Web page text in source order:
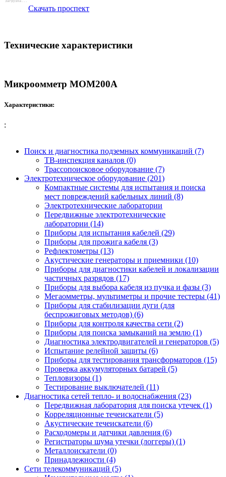
Скачать проспект
Технические характеристики
Микроомметр MOM200A
Характеристики:
:
Поиск и диагностика подземных коммуникаций (7)
ТВ-инспекция каналов (0)
Трассопоисковое оборудование (7)
Электротехническое оборудование (201)
Компактные системы для испытания и поиска
мест повреждений кабельных линий (8)
Электротехнические лаборатории
Передвижные электротехнические
лаборатории (14)
Приборы для испытания кабелей (29)
Приборы для прожига кабеля (3)
Рефлектометры (13)
Акустические генераторы и приемники (10)
Приборы для диагностики кабелей и локализации
частичных разрядов (17)
Приборы для выбора кабеля из пучка и фазы (3)
Мегаомметры, мультиметры и прочие тестеры (41)
Приборы для стабилизации дуги (для
беспрожиговых методов) (6)
Приборы для контроля качества сети (2)
Приборы для поиска замыканий на землю (1)
Диагностика электродвигателей и генераторов (5)
Испытание релейной защиты (6)
Приборы для тестирования трансформаторов (15)
Проверка аккумуляторных батарей (5)
Тепловизоры (1)
Тестирование выключателей (11)
Диагностика сетей тепло- и водоснабжения (23)
Передвижная лаборатория для поиска утечек (1)
Корреляционные течеискатели (5)
Акустические течеискатели (6)
Расходомеры и датчики давления (6)
Регистраторы шума утечки (логгеры) (1)
Металлоискатели (0)
Принадлежности (4)
Сети телекоммуникаций (5)